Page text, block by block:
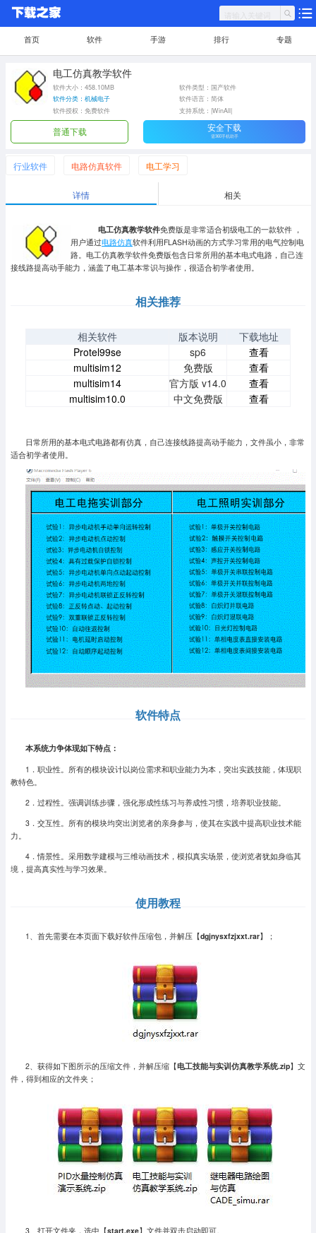
首页 软件 手游 排行 专题
电工仿真教学软件
软件大小：458.10MB
软件类型：国产软件
软件分类：机械电子
软件语言：简体
软件授权：免费软件
支持系统：|WinAll|
普通下载 安全下载
需360手机助手
行业软件 电路仿真软件 电工学习
详情 相关
电工仿真教学软件免费版是非常适合初级电工的一款软件 ，
用户通过电路仿真软件利用FLASH动画的方式学习常用的电气控制电
路。电工仿真教学软件免费版包含日常所用的基本电式电路，自己连
接线路提高动手能力，涵盖了电工基本常识与操作，很适合初学者使用。
相关推荐
相关软件 版本说明
下载地址
Protel99se
sp6
查看
multisim12
免费版
查看
multisim14
官方版 v14.0
查看
multisim10.0
中文免费版 查看
日常所用的基本电式电路都有仿真，自己连接线路提高动手能力，文件虽小，非常
适合初学者使用。
软件特点
本系统力争体现如下特点：
1．职业性。所有的模块设计以岗位需求和职业能力为本，突出实践技能，体现职
教特色。
2．过程性。强调训练步骤，强化形成性练习与养成性习惯，培养职业技能。
3．交互性。所有的模块均突出浏览者的亲身参与，使其在实践中提高职业技术能
力。
4．情景性。采用数学建模与三维动画技术，模拟真实场景，使浏览者犹如身临其
境，提高真实性与学习效果。
使用教程
1、首先需要在本页面下载好软件压缩包，并解压【dgjnysxfzjxxt.rar】；
2、获得如下图所示的压缩文件，并解压缩【电工技能与实训仿真教学系统.zip】文
件，得到相应的文件夹；
3、打开文件夹，选中【start.exe】文件并双击启动即可。